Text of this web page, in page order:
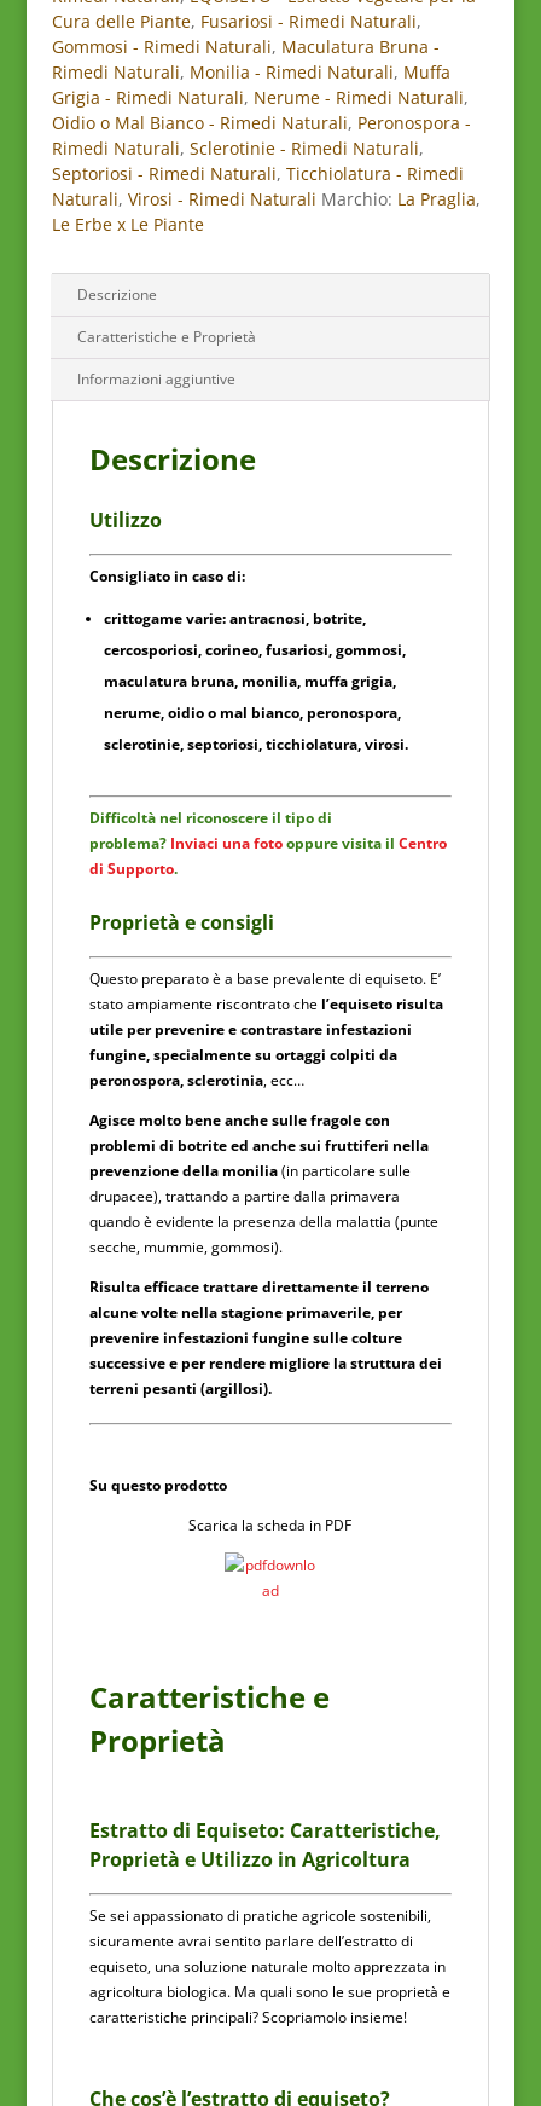
Piante
quantità
Cura delle Piante, Fusariosi - Rimedi Naturali,
Gommosi - Rimedi Naturali, Maculatura Bruna -
Rimedi Naturali, Monilia - Rimedi Naturali, Muffa
Grigia - Rimedi Naturali, Nerume - Rimedi Naturali,
Oidio o Mal Bianco - Rimedi Naturali, Peronospora -
Rimedi Naturali, Sclerotinie - Rimedi Naturali,
Septoriosi - Rimedi Naturali, Ticchiolatura - Rimedi
Naturali, Virosi - Rimedi Naturali Marchio: La Praglia,
Le Erbe x Le Piante
Descrizione
Caratteristiche e Proprietà
Informazioni aggiuntive
Descrizione
Utilizzo
Consigliato in caso di:
crittogame varie: antracnosi, botrite,
cercosporiosi, corineo, fusariosi, gommosi,
maculatura bruna, monilia, muffa grigia,
nerume, oidio o mal bianco, peronospora,
sclerotinie, septoriosi, ticchiolatura, virosi.
Difficoltà nel riconoscere il tipo di
problema? Inviaci una fotooppure visita il Centro
di Supporto.
Proprietà e consigli
Questo preparato è a base prevalente di equiseto. E’
stato ampiamente riscontrato che l’equiseto risulta
utile per prevenire e contrastare infestazioni
fungine, specialmente su ortaggi colpiti da
peronospora, sclerotinia, ecc…
Agisce molto bene anche sulle fragole con
problemi di botrite ed anche sui fruttiferi nella
prevenzione della monilia(in particolare sulle
drupacee), trattando a partire dalla primavera
quando è evidente la presenza della malattia (punte
secche, mummie, gommosi).
Risulta efficace trattare direttamente il terreno
alcune volte nella stagione primaverile, per
prevenire infestazioni fungine sulle colture
successive e per rendere migliore la struttura dei
terreni pesanti (argillosi).
Su questo prodotto
Scarica la scheda in PDF
Caratteristiche e
Proprietà
Estratto di Equiseto: Caratteristiche,
Proprietà e Utilizzo in Agricoltura
Se sei appassionato di pratiche agricole sostenibili,
sicuramente avrai sentito parlare dell’estratto di
equiseto, una soluzione naturale molto apprezzata in
agricoltura biologica. Ma quali sono le sue proprietà e
caratteristiche principali? Scopriamolo insieme!
Che cos’è l’estratto di equiseto?